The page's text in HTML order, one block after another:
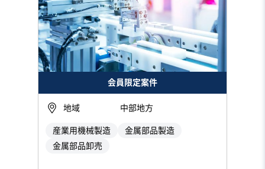
会員限定案件
地域 中部地方
産業用機械製造
金属部品製造
金属部品卸売